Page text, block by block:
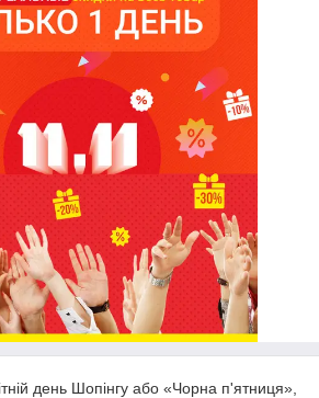
день Шопінгу або «Чорна п'ятниця»,